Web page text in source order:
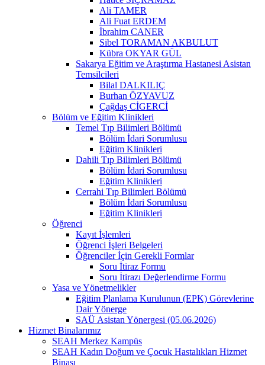
Ali TAMER
Ali Fuat ERDEM
İbrahim CANER
Sibel TORAMAN AKBULUT
Kübra OKYAR GÜL
Sakarya Eğitim ve Araştırma Hastanesi Asistan
Temsilcileri
Bilal DALKILIÇ
Burhan ÖZYAVUZ
Çağdaş CİGERCİ
Bölüm ve Eğitim Klinikleri
Temel Tıp Bilimleri Bölümü
Bölüm İdari Sorumlusu
Eğitim Klinikleri
Dahili Tıp Bilimleri Bölümü
Bölüm İdari Sorumlusu
Eğitim Klinikleri
Cerrahi Tıp Bilimleri Bölümü
Bölüm İdari Sorumlusu
Eğitim Klinikleri
Öğrenci
Kayıt İşlemleri
Öğrenci İşleri Belgeleri
Öğrenciler İçin Gerekli Formlar
Soru İtiraz Formu
Soru İtirazı Değerlendirme Formu
Yasa ve Yönetmelikler
Eğitim Planlama Kurulunun (EPK) Görevlerine
Dair Yönerge
SAÜ Asistan Yönergesi (05.06.2026)
Hizmet Binalarımız
SEAH Merkez Kampüs
SEAH Kadın Doğum ve Çocuk Hastalıkları Hizmet
Binası